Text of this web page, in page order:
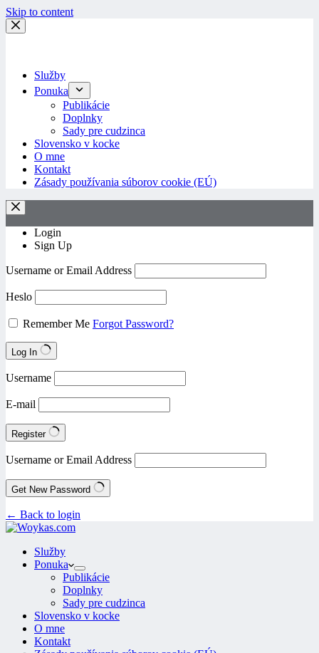
Skip to content
Služby
Ponuka
Publikácie
Doplnky
Sady pre cudzinca
Slovensko v kocke
O mne
Kontakt
Zásady používania súborov cookie (EÚ)
Login
Sign Up
Username or Email Address
Heslo
Remember Me Forgot Password?
Log In
Username
E-mail
Register
Username or Email Address
Get New Password
← Back to login
Služby
Ponuka
Publikácie
Doplnky
Sady pre cudzinca
Slovensko v kocke
O mne
Kontakt